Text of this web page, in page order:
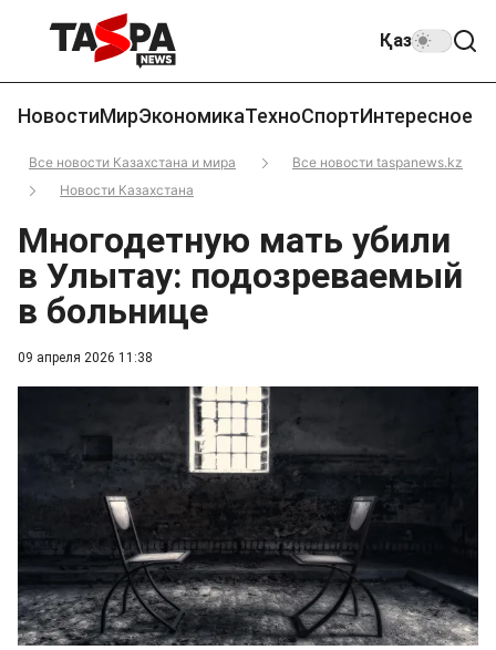
Қаз
НовостиМирЭкономикаТехноСпортИнтересное
Все новости Казахстана и мира
Все новости taspanews.kz
Новости Казахстана
09 апреля 2026 11:38
Многодетную мать убили
в Улытау: подозреваемый
в больнице